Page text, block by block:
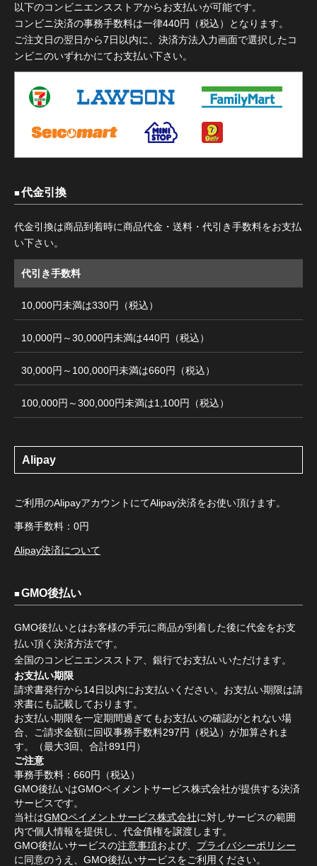
以下のコンビニエンスストアからお支払いが可能です。
コンビニ決済の事務手数料は一律440円（税込）となります。
ご注文日の翌日から7日以内に、決済方法入力画面で選択したコ
ンビニのいずれかにてお支払い下さい。
代金引換
代金引換は商品到着時に商品代金・送料・代引き手数料をお支払
い下さい。
代引き手数料
10,000円未満は330円（税込）
10,000円～30,000円未満は440円（税込）
30,000円～100,000円未満は660円（税込）
100,000円～300,000円未満は1,100円（税込）
Alipay
ご利用のAlipayアカウントにてAlipay決済をお使い頂けます。
事務手数料：0円
Alipay決済について
GMO後払い
GMO後払いとはお客様の手元に商品が到着した後に代金をお支
払い頂く決済方法です。
全国のコンビニエンスストア、銀行でお支払いいただけます。
お支払い期限
請求書発行から14日以内にお支払いください。お支払い期限は請
求書にも記載しております。
お支払い期限を一定期間過ぎてもお支払いの確認がとれない場
合、ご請求金額に回収事務手数料297円（税込）が加算されま
す。（最大3回、合計891円）
ご注意
事務手数料：660円（税込）
GMO後払いはGMOペイメントサービス株式会社が提供する決済
サービスです。
当社はGMOペイメントサービス株式会社に対しサービスの範囲
内で個人情報を提供し、代金債権を譲渡します。
GMO後払いサービスの注意事項および、 プライバシーポリシー
に同意のうえ、GMO後払いサービスをご利用ください。